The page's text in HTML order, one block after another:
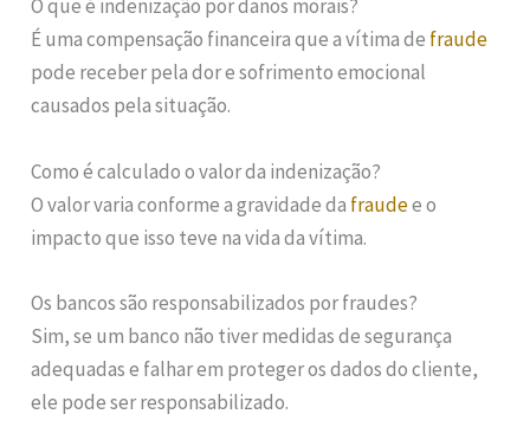
O que é indenização por danos morais?
É uma compensação financeira que a vítima de fraude
pode receber pela dor e sofrimento emocional
causados pela situação.
Como é calculado o valor da indenização?
O valor varia conforme a gravidade da fraudee o
impacto que isso teve na vida da vítima.
Os bancos são responsabilizados por fraudes?
Sim, se um banco não tiver medidas de segurança
adequadas e falhar em proteger os dados do cliente,
ele pode ser responsabilizado.